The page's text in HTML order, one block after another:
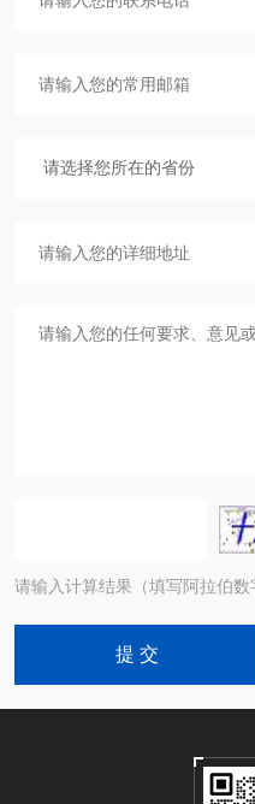
请输入计算结果（填写阿拉伯